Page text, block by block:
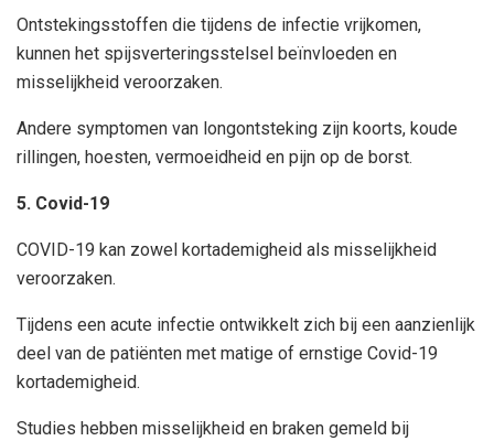
Ontstekingsstoffen die tijdens de infectie vrijkomen,
kunnen het spijsverteringsstelsel beïnvloeden en
misselijkheid veroorzaken.
Andere symptomen van longontsteking zijn koorts, koude
rillingen, hoesten, vermoeidheid en pijn op de borst.
5. Covid-19
COVID-19 kan zowel kortademigheid als misselijkheid
veroorzaken.
Tijdens een acute infectie ontwikkelt zich bij een aanzienlijk
deel van de patiënten met matige of ernstige Covid-19
kortademigheid.
Studies hebben misselijkheid en braken gemeld bij